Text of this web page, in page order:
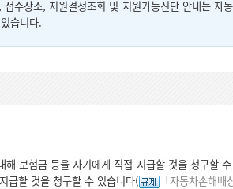
수장소, 지원결정조회 및 지원가능진단 안내는 자
습니다.
보험금 등을 자기에게 직접 지급할 것을 청구할
급할 것을 청구할 수 있습니다(
「자동차손해